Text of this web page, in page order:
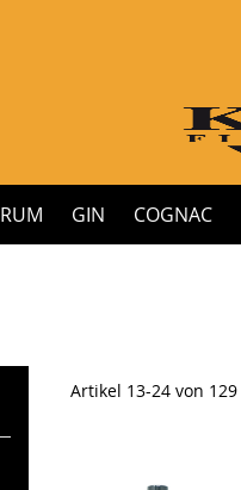
RUM GIN COGNAC
Artikel 13-24von 129